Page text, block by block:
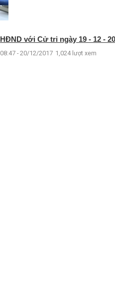
HĐND với Cử tri ngày 19 - 12 -
08:47 - 20/12/2017 1,024 lượt xem